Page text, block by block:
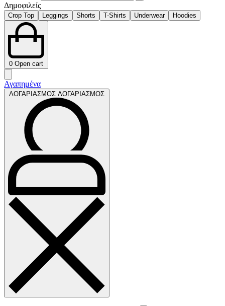
Δημοφιλείς
Crop Top Leggings Shorts T-Shirts Underwear Hoodies
0 Open cart
Αγαπημένα
ΛΟΓΑΡΙΑΣΜΟΣ ΛΟΓΑΡΙΑΣΜΟΣ